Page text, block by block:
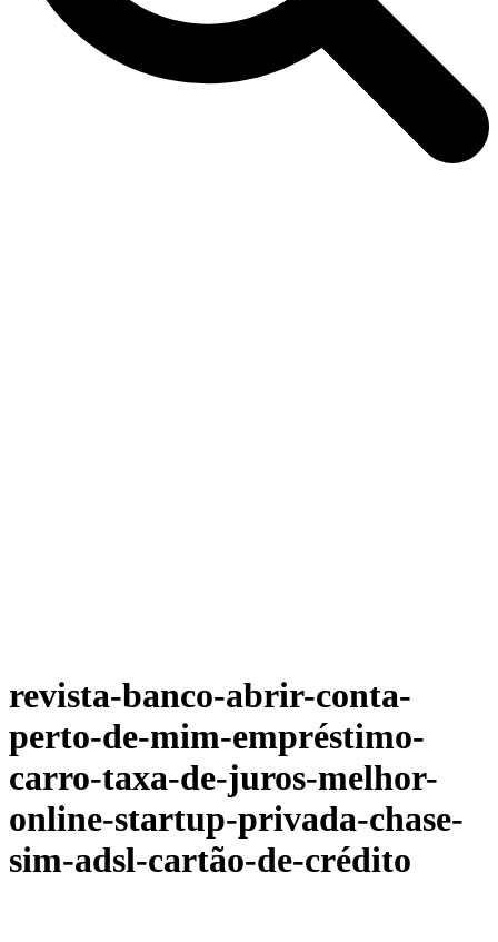
revista-banco-abrir-conta-
perto-de-mim-empréstimo-
carro-taxa-de-juros-melhor-
online-startup-privada-chase-
sim-adsl-cartão-de-crédito